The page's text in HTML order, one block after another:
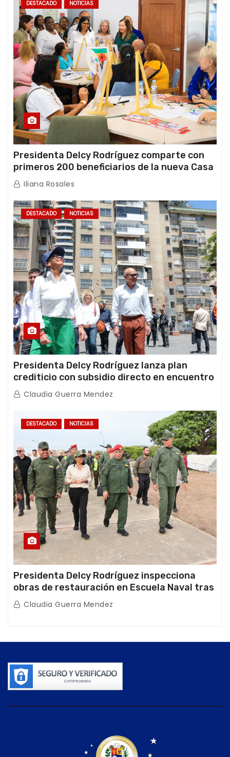
DESTACADO NOTICIAS
Presidenta Delcy Rodríguez comparte con
primeros 200 beneficiarios de la nueva Casa
de los Abuelos “La Primavera” en Caracas
Iliana Rosales
DESTACADO NOTICIAS
Presidenta Delcy Rodríguez lanza plan
crediticio con subsidio directo en encuentro
con Juntas de Condominio
Claudia Guerra Mendez
DESTACADO NOTICIAS
Presidenta Delcy Rodríguez inspecciona
obras de restauración en Escuela Naval tras
afectaciones sísmicas en La Guaira
Claudia Guerra Mendez